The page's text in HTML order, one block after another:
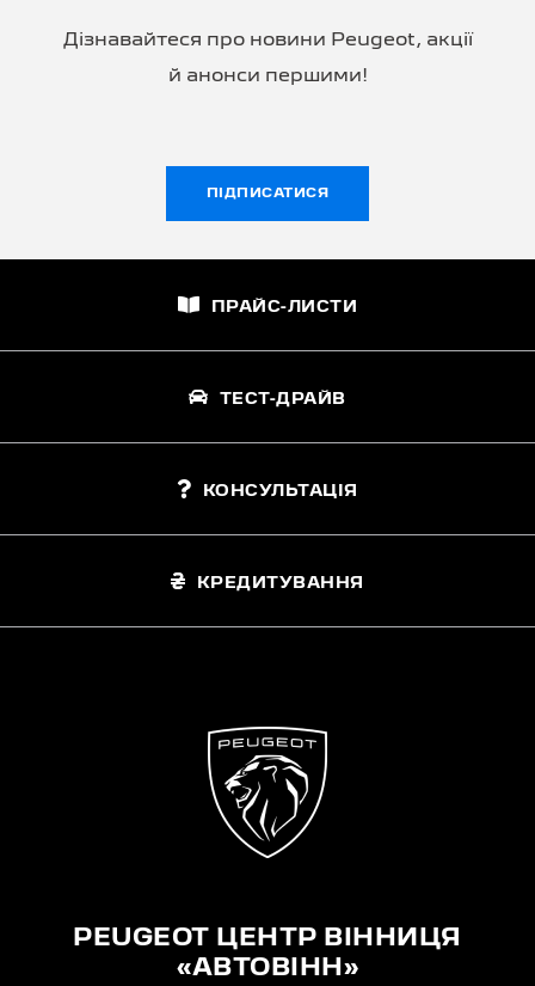
Дізнавайтеся про новини Peugeot, акції
й анонси першими!
ПІДПИСАТИСЯ
ПРАЙС-ЛИСТИ
ТЕСТ-ДРАЙВ
КОНСУЛЬТАЦІЯ
КРЕДИТУВАННЯ
PEUGEOT ЦЕНТР ВІННИЦЯ
«АВТОВІНН»